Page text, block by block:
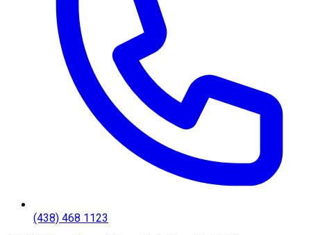
(438) 468 1123